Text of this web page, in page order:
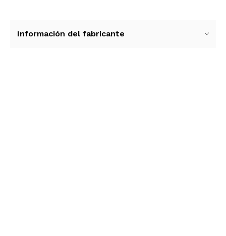
magnético de alta tecnología que facilita una
Información del fabricante